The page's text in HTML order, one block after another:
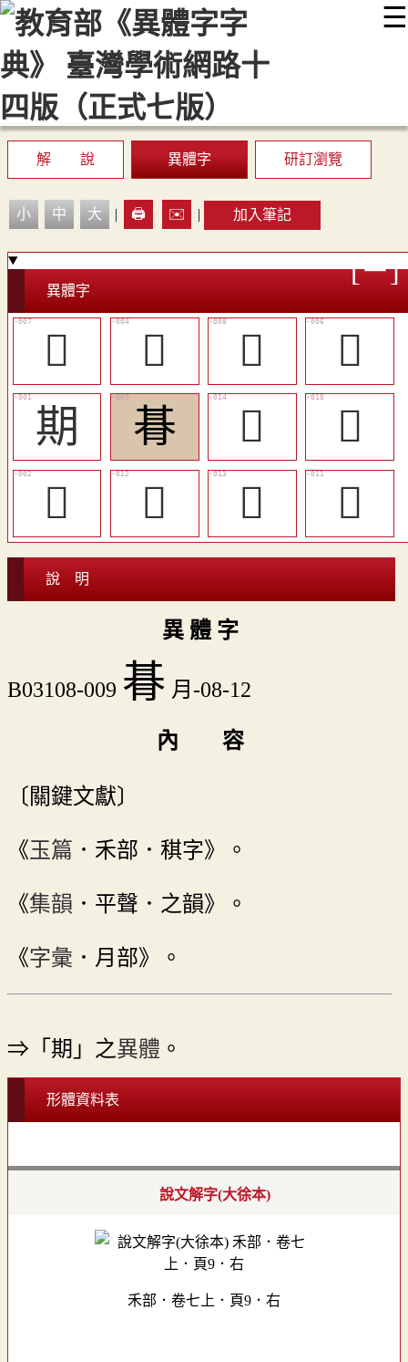
☰
::: 最新消息 常見問題 編輯說明
顯示模式
網站導覽
解 說 異體字 研訂瀏覽
小 中 大 | 🖨️ ✉️ | 加入筆記
異體字
𣅆 𣇳 𣍠
𣍡
期
朞 𣔔
󲮊
󸍓
𥟞 󸍕 󸍔
說 明
異 體 字
B03108-009 朞 月-08-12
內 容
〔關鍵文獻〕
《玉篇 ．禾部．稘字》。
《集韻 ．平聲．之韻》。
《字彙 ．月部》。
⇒「期」之異體 。
形體資料表
說文解字(大徐本)
禾部．卷七上．頁9．右